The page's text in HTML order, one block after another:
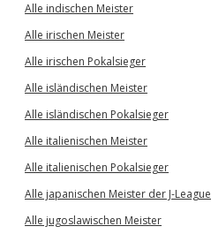
Alle indischen Meister
Alle irischen Meister
Alle irischen Pokalsieger
Alle isländischen Meister
Alle isländischen Pokalsieger
Alle italienischen Meister
Alle italienischen Pokalsieger
Alle japanischen Meister der J-League
Alle jugoslawischen Meister